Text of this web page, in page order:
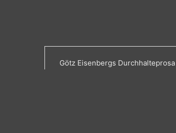
Götz Eisenbergs Durchhalteprosa